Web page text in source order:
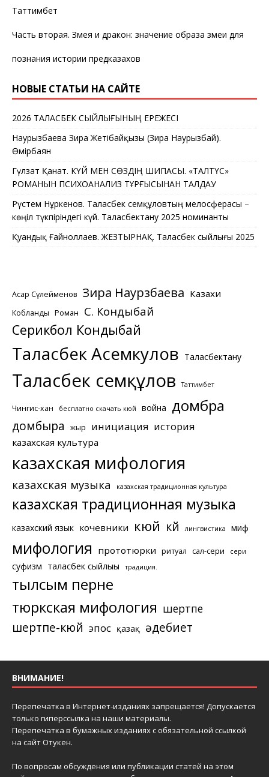
Таттимбет
Часть вторая. Змея и дракон: значение образа змеи для
познания истории предказахов
НОВЫЕ СТАТЬИ НА САЙТЕ
2026 ТАЛАСБЕК СЫЙЛЫҒЫНЫҢ ЕРЕЖЕСІ
Наурызбаева Зира Жетібайқызы (Зира Наурызбай).
Өмірбаян
Гүлзат Қанат. КҮЙ МЕН СӨЗДІҢ ШИПАСЫ. «ТАЛТҮС»
РОМАНЫН ПСИХОАНАЛИЗ ТҰРҒЫСЫНАН ТАЛДАУ
Рүстем Нұркенов. Таласбек Әсемқұловтың мелосферасы –
көңіл түкпіріндегі күй. Таласбектану 2025 номинанты
Қуандық Ғайноллаев. ЖЕЗТЫРНАҚ. Таласбек сыйлығы 2025
Асқар Сүлейменов Зира Наурзбаева Казахи
Кобланды Роман С. Кондыбай
Серикбол Кондыбай
Таласбек Асемкулов Таласбектану
Таласбек Әсемқұлов Таттимбет
Чингис-хан бесплатно скачать кюй война домбра
домбыра жыр инициация история
казахская культура
казахская мифология
казахская музыка казахская традиционная культура
казахская традиционная музыка
казахский язык кочевники кюй күй лингвистика миф
мифология прототюрки ритуал сал-сери сери
суфизм таласбек сыйлығы традиция.
тылсым перне
тюркская мифология шертпе
шертпе-кюй эпос қазақ әдебиет
ВНИМАНИЕ!
Перепечатка в Интернет-изданиях запрещается! Допускается
только гиперссылка на наши материалы.
Перепечатка в бумажных изданиях с обязательной ссылкой
на сайт Отукен.
По вопросам обсуждения или публикации статей на этом